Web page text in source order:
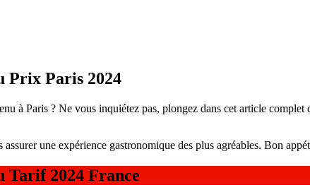
Prix Paris 2024
à Paris ? Ne vous inquiétez pas, plongez dans cet article
une expérience gastronomique des plus agréables. Bon
Tarif 2024 France